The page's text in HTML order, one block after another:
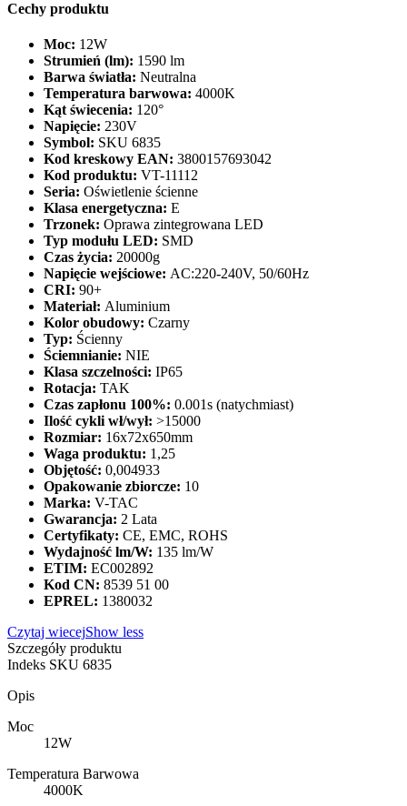
Cechy produktu
Moc: 12W
Strumień (lm): 1590 lm
Barwa światła: Neutralna
Temperatura barwowa: 4000K
Kąt świecenia: 120°
Napięcie: 230V
Symbol: SKU 6835
Kod kreskowy EAN: 3800157693042
Kod produktu: VT-11112
Seria: Oświetlenie ścienne
Klasa energetyczna: E
Trzonek: Oprawa zintegrowana LED
Typ modułu LED: SMD
Czas życia: 20000g
Napięcie wejściowe: AC:220-240V, 50/60Hz
CRI: 90+
Materiał: Aluminium
Kolor obudowy: Czarny
Typ: Ścienny
Ściemnianie: NIE
Klasa szczelności: IP65
Rotacja: TAK
Czas zapłonu 100%: 0.001s (natychmiast)
Ilość cykli wł/wył: >15000
Rozmiar: 16x72x650mm
Waga produktu: 1,25
Objętość: 0,004933
Opakowanie zbiorcze: 10
Marka: V-TAC
Gwarancja: 2 Lata
Certyfikaty: CE, EMC, ROHS
Wydajność lm/W: 135 lm/W
ETIM: EC002892
Kod CN: 8539 51 00
EPREL: 1380032
Czytaj wiecejShow less
Szczegóły produktu
Indeks SKU 6835
Opis
Moc
12W
Temperatura Barwowa
4000K